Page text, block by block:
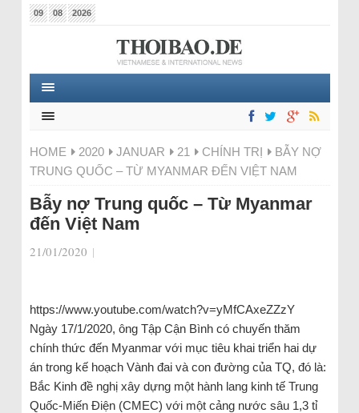
09 08 2026
HOME 2020 JANUAR 21 CHÍNH TRỊ
BẪY NỢ
TRUNG QUỐC – TỪ MYANMAR ĐẾN VIỆT NAM
Bẫy nợ Trung quốc – Từ Myanmar
đến Việt Nam
21/01/2020 |
https://www.youtube.com/watch?v=yMfCAxeZZzY
Ngày 17/1/2020, ông Tập Cận Bình có chuyến thăm
chính thức đến Myanmar với mục tiêu khai triển hai dự
án trong kế hoạch Vành đai và con đường của TQ, đó là:
Bắc Kinh đề nghị xây dựng một hành lang kinh tế Trung
Quốc-Miến Điện (CMEC) với một cảng nước sâu 1,3 tỉ